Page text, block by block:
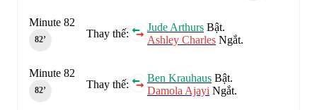
Thay thế:
Jude Arthurs Bật.
Ashley Charles Ngắt.
Minute 82
82‎’‎
Thay thế:
Ben Krauhaus Bật.
Damola Ajayi Ngắt.
Minute 82
82‎’‎